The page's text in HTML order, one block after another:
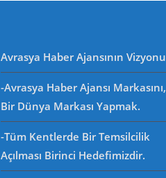
Avrasya Haber Ajansının Vizyonu
-Avrasya Haber Ajansı Markasını,
Bir Dünya Markası Yapmak.
-Tüm Kentlerde Bir Temsilcilik
Açılması Birinci Hedefimizdir.